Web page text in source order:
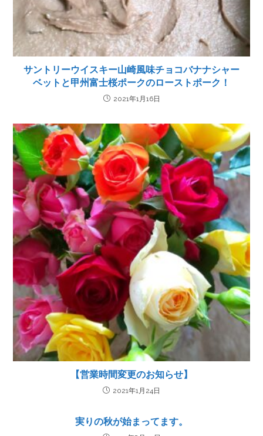
サントリーウイスキー山崎風味チョコバナナシャー
ベットと甲州富士桜ポークのローストポーク！
2021年1月16日
【営業時間変更のお知らせ】
2021年1月24日
実りの秋が始まってます。